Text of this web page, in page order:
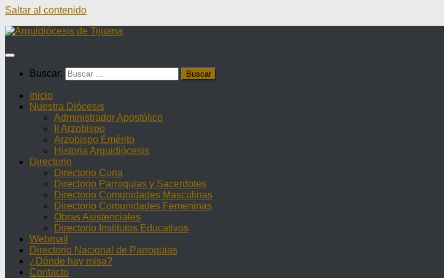
Saltar al contenido
Buscar:
Inicio
Nuestra Diócesis
Administrador Apostólico
II Arzobispo
Arzobispo Emérito
Historia Arquidiócesis
Directorio
Directorio Curia
Directorio Parroquias y Sacerdotes
Directorio Comunidades Masculinas
Directorio Comunidades Femeninas
Obras Asistenciales
Directorio Institutos Educativos
Webmail
Directorio Nacional de Parroquias
¿Dónde hay misa?
Contacto